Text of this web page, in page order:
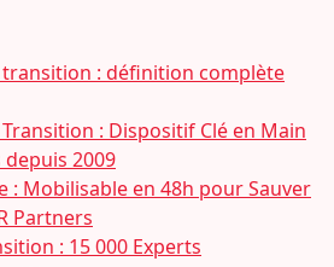
: définition complète
: Dispositif Clé en Main
2009
: Mobilisable en 48h pour Sauver
Partners
: 15 000 Experts